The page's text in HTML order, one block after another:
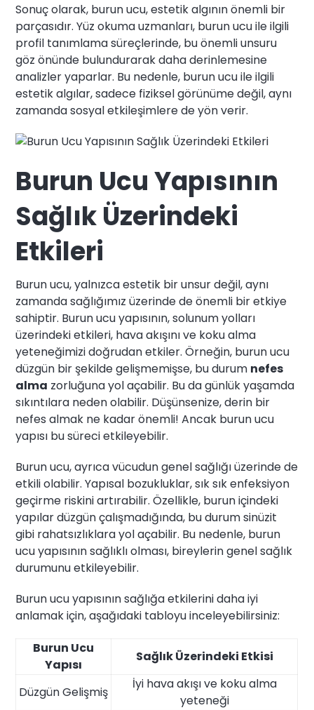
Sonuç olarak, burun ucu, estetik algının önemli bir
parçasıdır. Yüz okuma uzmanları, burun ucu ile ilgili
profil tanımlama süreçlerinde, bu önemli unsuru
göz önünde bulundurarak daha derinlemesine
analizler yaparlar. Bu nedenle, burun ucu ile ilgili
estetik algılar, sadece fiziksel görünüme değil, aynı
zamanda sosyal etkileşimlere de yön verir.
Burun Ucu Yapısının
Sağlık Üzerindeki
Etkileri
Burun ucu, yalnızca estetik bir unsur değil, aynı
zamanda sağlığımız üzerinde de önemli bir etkiye
sahiptir. Burun ucu yapısının, solunum yolları
üzerindeki etkileri, hava akışını ve koku alma
yeteneğimizi doğrudan etkiler. Örneğin, burun ucu
düzgün bir şekilde gelişmemişse, bu durum nefes
alma zorluğuna yol açabilir. Bu da günlük yaşamda
sıkıntılara neden olabilir. Düşünsenize, derin bir
nefes almak ne kadar önemli! Ancak burun ucu
yapısı bu süreci etkileyebilir.
Burun ucu, ayrıca vücudun genel sağlığı üzerinde de
etkili olabilir. Yapısal bozukluklar, sık sık enfeksiyon
geçirme riskini artırabilir. Özellikle, burun içindeki
yapılar düzgün çalışmadığında, bu durum sinüzit
gibi rahatsızlıklara yol açabilir. Bu nedenle, burun
ucu yapısının sağlıklı olması, bireylerin genel sağlık
durumunu etkileyebilir.
Burun ucu yapısının sağlığa etkilerini daha iyi
anlamak için, aşağıdaki tabloyu inceleyebilirsiniz:
Burun Ucu
Yapısı
Sağlık Üzerindeki Etkisi
Düzgün Gelişmiş
İyi hava akışı ve koku alma
yeteneği